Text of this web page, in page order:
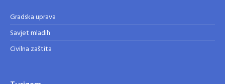
Gradska uprava
Savjet mladih
Civilna zaštita